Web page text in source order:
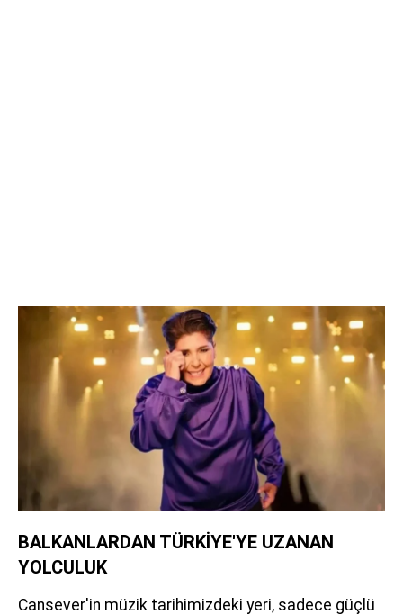
BALKANLARDAN TÜRKİYE'YE UZANAN
YOLCULUK
Cansever'in müzik tarihimizdeki yeri, sadece güçlü